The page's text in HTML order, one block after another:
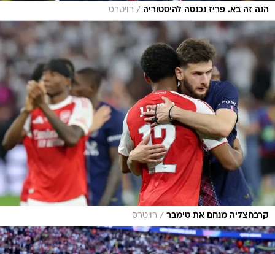
הנה זה בא. פריז נכנסה להיסטוריה / רויטרס
קרבחצליה מנחם את טימבר / רויטרס